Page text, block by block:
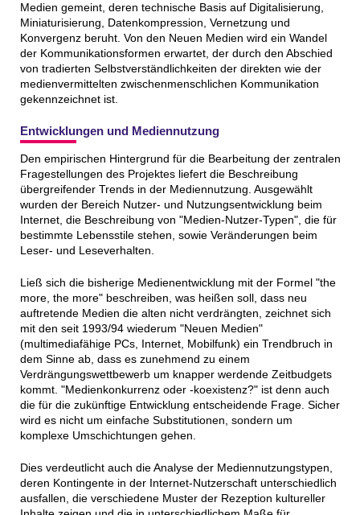
Medien gemeint, deren technische Basis auf Digitalisierung,
Miniaturisierung, Datenkompression, Vernetzung und
Konvergenz beruht. Von den Neuen Medien wird ein Wandel
der Kommunikationsformen erwartet, der durch den Abschied
von tradierten Selbstverständlichkeiten der direkten wie der
medienvermittelten zwischenmenschlichen Kommunikation
gekennzeichnet ist.
Entwicklungen und Mediennutzung
Den empirischen Hintergrund für die Bearbeitung der zentralen
Fragestellungen des Projektes liefert die Beschreibung
übergreifender Trends in der Mediennutzung. Ausgewählt
wurden der Bereich Nutzer- und Nutzungsentwicklung beim
Internet, die Beschreibung von "Medien-Nutzer-Typen", die für
bestimmte Lebensstile stehen, sowie Veränderungen beim
Leser- und Leseverhalten.
Ließ sich die bisherige Medienentwicklung mit der Formel "the
more, the more" beschreiben, was heißen soll, dass neu
auftretende Medien die alten nicht verdrängten, zeichnet sich
mit den seit 1993/94 wiederum "Neuen Medien"
(multimediafähige PCs, Internet, Mobilfunk) ein Trendbruch in
dem Sinne ab, dass es zunehmend zu einem
Verdrängungswettbewerb um knapper werdende Zeitbudgets
kommt. "Medienkonkurrenz oder -koexistenz?" ist denn auch
die für die zukünftige Entwicklung entscheidende Frage. Sicher
wird es nicht um einfache Substitutionen, sondern um
komplexe Umschichtungen gehen.
Dies verdeutlicht auch die Analyse der Mediennutzungstypen,
deren Kontingente in der Internet-Nutzerschaft unterschiedlich
ausfallen, die verschiedene Muster der Rezeption kultureller